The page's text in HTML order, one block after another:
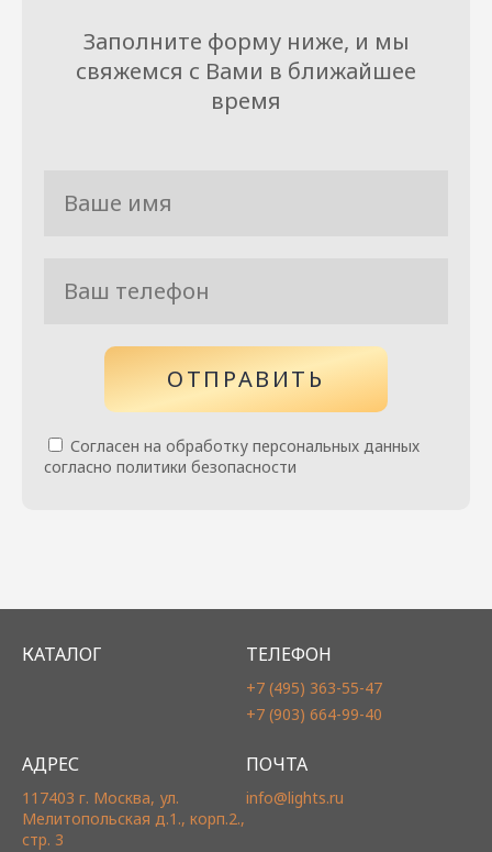
Заполните форму ниже, и мы
свяжемся с Вами в ближайшее
время
ОТПРАВИТЬ
Согласен на обработку персональных данных
согласно политики безопасности
КАТАЛОГ ТЕЛЕФОН
+7 (495) 363-55-47
+7 (903) 664-99-40
АДРЕС
117403 г. Москва, ул.
Мелитопольская д.1., корп.2.,
стр. 3
ПОЧТА
info@lights.ru